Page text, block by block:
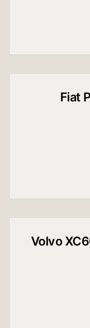
Fiat
Volvo